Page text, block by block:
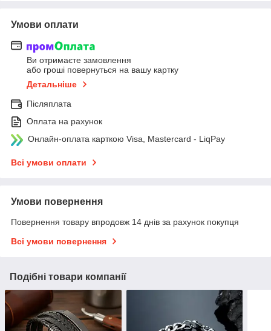
Умови оплати
Ви отримаєте замовлення
або гроші повернуться на вашу картку
Детальніше
Післяплата
Оплата на рахунок
Онлайн-оплата карткою Visa, Mastercard - LiqPay
Всі умови оплати
Умови повернення
Повернення товару впродовж 14 днів за рахунок покупця
Всі умови повернення
Подібні товари компанії